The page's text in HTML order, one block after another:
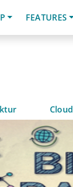
FEATURES
Cloud